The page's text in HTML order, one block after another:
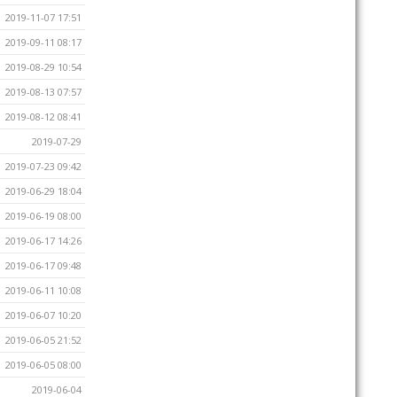
2019-11-07 17:51
2019-09-11 08:17
2019-08-29 10:54
2019-08-13 07:57
2019-08-12 08:41
2019-07-29
2019-07-23 09:42
2019-06-29 18:04
2019-06-19 08:00
2019-06-17 14:26
2019-06-17 09:48
2019-06-11 10:08
2019-06-07 10:20
2019-06-05 21:52
2019-06-05 08:00
2019-06-04